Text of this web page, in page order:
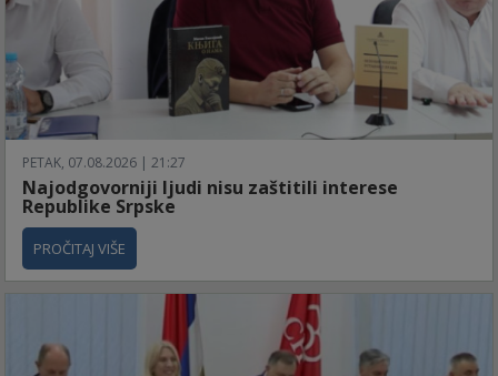
PETAK, 07.08.2026 | 21:27
Najodgovorniji ljudi nisu zaštitili interese
Republike Srpske
PROČITAJ VIŠE